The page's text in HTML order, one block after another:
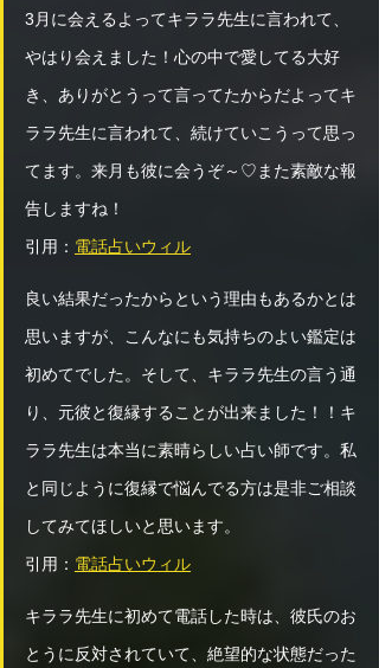
3月に会えるよってキララ先生に言われて、
やはり会えました！心の中で愛してる大好
き、ありがとうって言ってたからだよってキ
ララ先生に言われて、続けていこうって思っ
てます。来月も彼に会うぞ～♡また素敵な報
告しますね！
引用： 電話占いウィル
良い結果だったからという理由もあるかとは
思いますが、こんなにも気持ちのよい鑑定は
初めてでした。そして、キララ先生の言う通
り、元彼と復縁することが出来ました！！キ
ララ先生は本当に素晴らしい占い師です。私
と同じように復縁で悩んでる方は是非ご相談
してみてほしいと思います。
引用： 電話占いウィル
キララ先生に初めて電話した時は、彼氏のお
とうに反対されていて、絶望的な状態だった